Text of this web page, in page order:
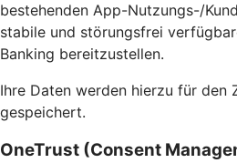
bestehenden App-Nutzungs-/
stabile und störungsfrei
Banking bereitzustellen.
Ihre Daten werden hierzu für den
gespeichert.
OneTrust (Consent